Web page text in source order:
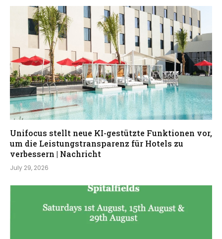
Unifocus stellt neue KI-gestützte Funktionen vor,
um die Leistungstransparenz für Hotels zu
verbessern | Nachricht
July 29, 2026